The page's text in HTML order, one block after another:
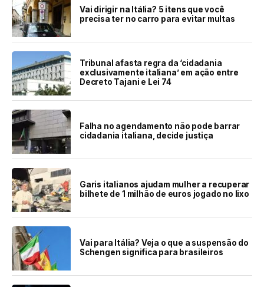
Vai dirigir na Itália? 5 itens que você
precisa ter no carro para evitar multas
Tribunal afasta regra da ‘cidadania
exclusivamente italiana’ em ação entre
Decreto Tajani e Lei 74
Falha no agendamento não pode barrar
cidadania italiana, decide justiça
Garis italianos ajudam mulher a recuperar
bilhete de 1 milhão de euros jogado no lixo
Vai para Itália? Veja o que a suspensão do
Schengen significa para brasileiros